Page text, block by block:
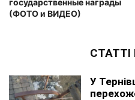
государственные награды
(ФОТО и ВИДЕО)
СТАТТІ
У